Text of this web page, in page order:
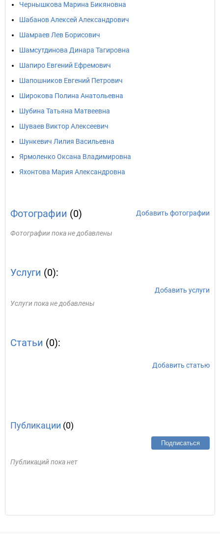
Чернышкова Марина Бикяновна
Шабанов Алексей Александрович
Шамраев Лев Борисович
Шамсутдинова Динара Тагировна
Шапиро Евгений Ефремович
Шапошников Евгений Петрович
Широкова Полина Анатольевна
Шубина Татьяна Матвеевна
Шуваев Виктор Алексеевич
Шункевич Лилия Васильевна
Ярмоленко Оксана Владимировна
Яхонтова Мария Александровна
Фотографии (0) Добавить фотографии
Фотографии пока не добавлены
Услуги (0):
Добавить услуги
Услуги пока не добавлены
Статьи (0):
Добавить статью
Публикации (0)
Подписаться
Публикаций пока нет